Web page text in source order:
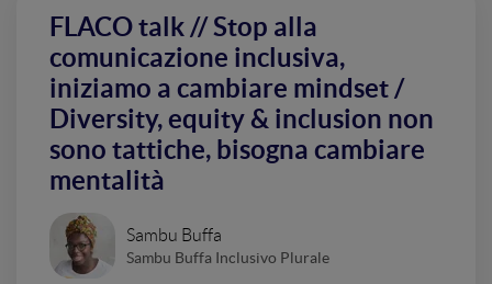
FLACO talk // Stop alla
comunicazione inclusiva,
iniziamo a cambiare mindset /
Diversity, equity & inclusion non
sono tattiche, bisogna cambiare
mentalità
Sambu Buffa
Sambu Buffa Inclusivo Plurale